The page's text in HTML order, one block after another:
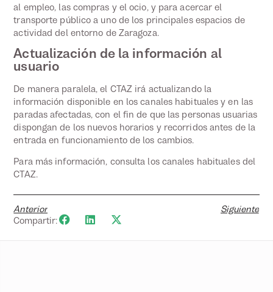
al empleo, las compras y el ocio, y para acercar el
transporte público a uno de los principales espacios de
actividad del entorno de Zaragoza.
Actualización de la información al
usuario
De manera paralela, el CTAZ irá actualizando la
información disponible en los canales habituales y en las
paradas afectadas, con el fin de que las personas usuarias
dispongan de los nuevos horarios y recorridos antes de la
entrada en funcionamiento de los cambios.
Para más información, consulta los canales habituales del
CTAZ.
Anterior
Siguiente
Compartir: